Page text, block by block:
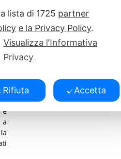
è
a
lista di 1725 partner
e la Privacy Policy.
Visualizza l'Informativa
Privacy
Rifiuta Accetta